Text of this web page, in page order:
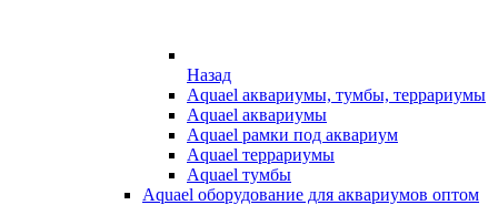
Назад
Aquael аквариумы, тумбы, террариумы
Aquael аквариумы
Aquael рамки под аквариум
Aquael террариумы
Aquael тумбы
Aquael оборудование для аквариумов оптом